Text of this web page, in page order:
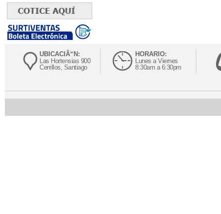
UBICACIÃ“N:
Las Hortensias 900
Cerrillos, Santiago
HORARIO:
Lunes a Viernes
8:30am a 6:30pm